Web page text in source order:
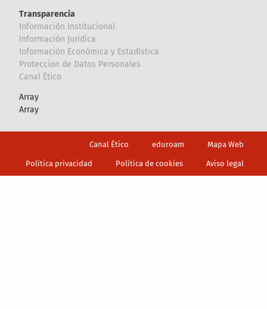
Transparencia
Información Institucional
Información Jurídica
Información Económica y Estadística
Proteccion de Datos Personales
Canal Ético
Array
Array
Canal Ético eduroam Mapa Web
Política privacidad Política de cookies Aviso legal